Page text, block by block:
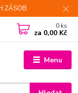
ZÁSOB.
Menu
0 ks
za 0,00 Kč